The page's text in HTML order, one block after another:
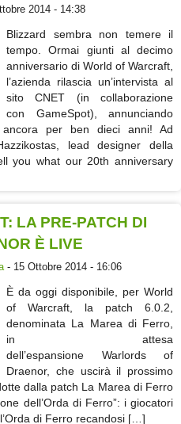
2014 - 14:38
Blizzard sembra non temere il
tempo. Ormai giunti al decimo
anniversario di World of Warcraft,
l’azienda rilascia un’intervista al
sito CNET (in collaborazione
con GameSpot), annunciando
per ben dieci anni! Ad
lead designer della
you what our 20th anniversary
LA PRE-PATCH DI
È LIVE
- 15 Ottobre 2014 - 16:06
È da oggi disponibile, per World
of Warcraft, la patch 6.0.2,
denominata La Marea di Ferro,
in attesa
dell’espansione Warlords of
Draenor, che uscirà il prossimo
dalla patch La Marea di Ferro
dell’Orda di Ferro”: i giocatori
di Ferro recandosi […]